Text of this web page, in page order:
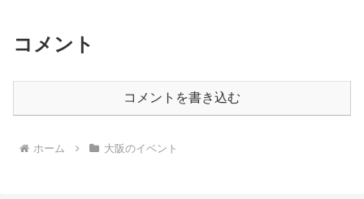
コメント
コメントを書き込む
ホーム 大阪のイベント